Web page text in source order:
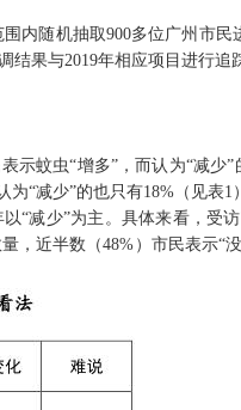
内随机抽取900多位广州市民
果与2019年相应项目进行追
示蚊虫“增多”，而认为“减少”
“减少”的也只有18%（见表1
“减少”为主。具体来看，受
，近半数（48%）市民表示“